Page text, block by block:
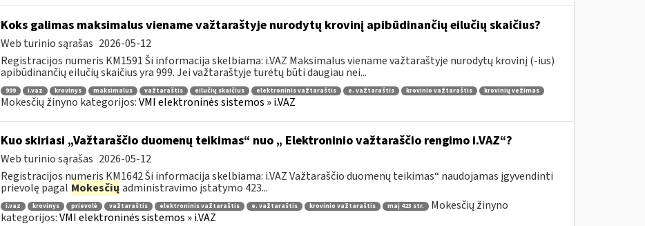
Koks galimas maksimalus viename važtaraštyje nurodytų krovinį apibūdinančių eilučių skaičius?
Web turinio sąrašas 2026-05-12
Registracijos numeris KM1591 Ši informacija skelbiama: i.VAZ Maksimalus viename važtaraštyje nurodytų krovinį (-ius)
apibūdinančių eilučių skaičius yra 999. Jei važtaraštyje turėtų būti daugiau nei...
999 i.vaz krovinys maksimalus važtaraštis eilučių skaičius elektroninis važtaraštis e. važtaraštis krovinio važtaraštis krovinių vežimas
Mokesčių žinyno kategorijos:VMI elektroninės sistemos » i.VAZ
Kuo skiriasi „Važtaraščio duomenų teikimas“ nuo „ Elektroninio važtaraščio rengimo i.VAZ“?
Web turinio sąrašas 2026-05-12
Registracijos numeris KM1642 Ši informacija skelbiama: i.VAZ Važtaraščio duomenų teikimas“ naudojamas įgyvendinti
prievolę pagal Mokesčių administravimo įstatymo 423...
i.vaz krovinys prievolė važtaraštis elektroninis važtaraštis e. važtaraštis krovinio važtaraštis maį 423 str.
Mokesčių žinyno
kategorijos:VMI elektroninės sistemos » i.VAZ